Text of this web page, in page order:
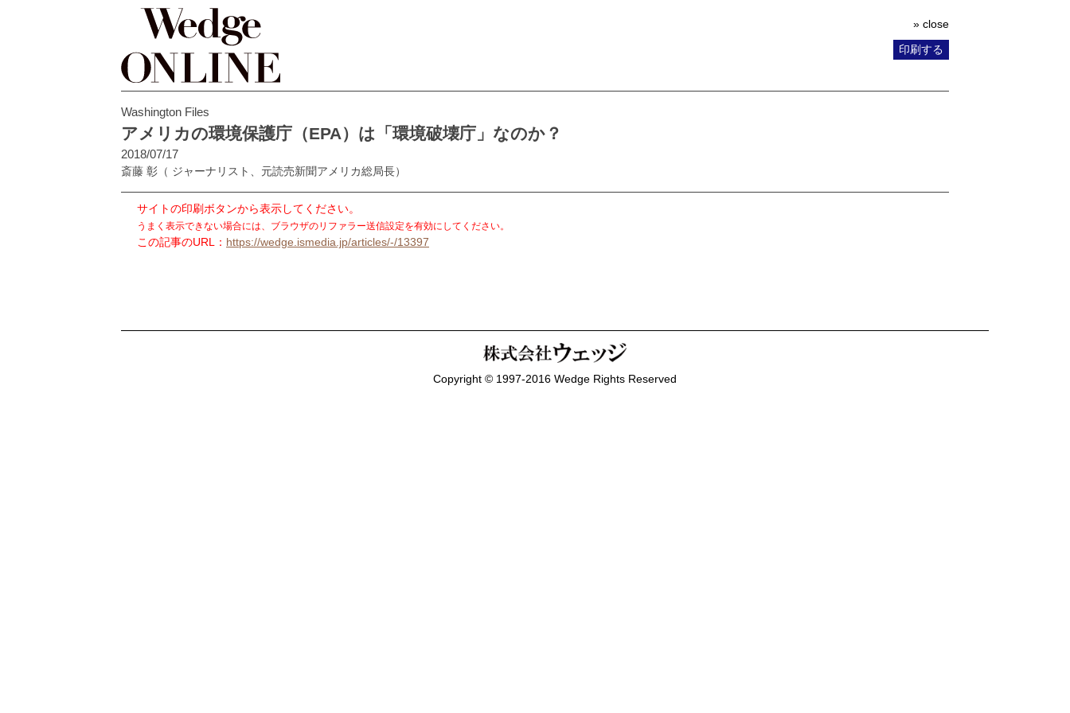
» close
印刷する
Washington Files
アメリカの環境保護庁（EPA）は「環境破壊庁」なのか？
2018/07/17
斎藤 彰 （ ジャーナリスト、元読売新聞アメリカ総局長）
サイトの印刷ボタンから表示してください。
うまく表示できない場合には、ブラウザのリファラー送信設定を有効にしてください。
この記事のURL： https://wedge.ismedia.jp/articles/-/13397
Copyright © 1997-2016 Wedge Rights Reserved